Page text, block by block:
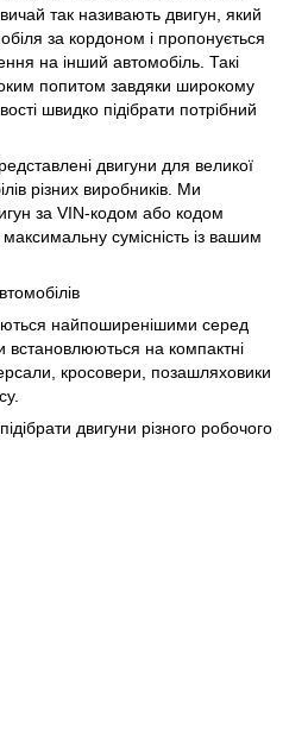
так називають двигун, який
за кордоном і пропонується
на інший автомобіль. Такі
попитом завдяки широкому
швидко підібрати потрібний
двигуни для великої
різних виробників. Ми
за VIN-кодом або кодом
сумісність із вашим
найпоширенішими серед
встановлюються на компактні
кросовери, позашляховики
двигуни різного робочого